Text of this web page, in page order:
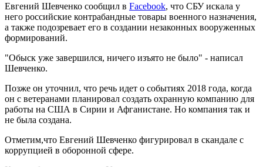
Евгений Шевченко сообщил в Facebook, что СБУ искала у
него российские контрабандные товары военного назначения,
а также подозревает его в создании незаконных вооруженных
формирований.
"Обыск уже завершился, ничего изъято не было" - написал
Шевченко.
Позже он уточнил, что речь идет о событиях 2018 года, когда
он с ветеранами планировал создать охранную компанию для
работы на США в Сирии и Афганистане. Но компания так и
не была создана.
Отметим,что Евгений Шевченко фигурировал в скандале с
коррупцией в оборонной сфере.